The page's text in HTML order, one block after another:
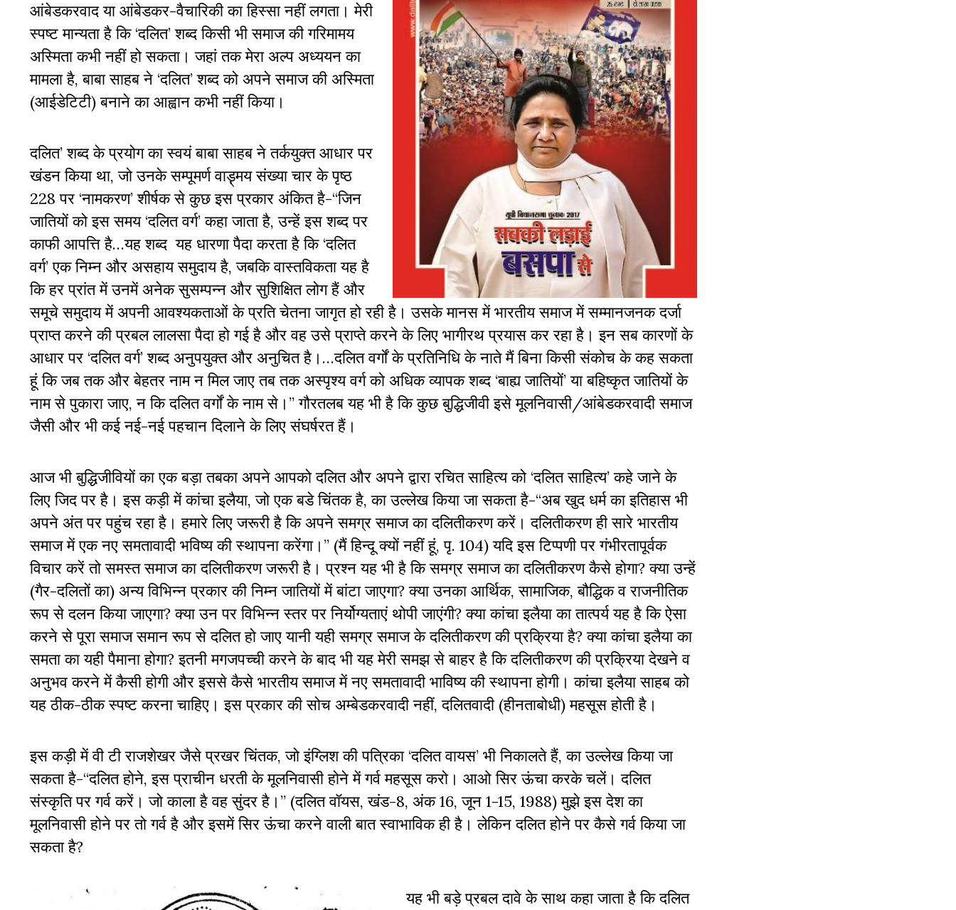
आंबेडकरवाद या आंबेडकर-वैचारिकी का हिस्‍सा नहीं लगता। मेरी
स्‍पष्‍ट मान्‍यता है कि ‘दलित’ शब्‍द किसी भी समाज की गरिमामय
अस्मिता कभी नहीं हो सकता। जहां तक मेरा अल्‍प अध्‍ययन का
मामला है, बाबा साहब ने ‘दलित’ शब्‍द को अपने समाज की अस्मिता
(आईडेटिटी) बनाने का आह्वान कभी नहीं किया।
दलित’ शब्द के प्रयोग का स्वयं बाबा साहब ने तर्कयुक्त आधार पर
खंडन किया था, जो उनके सम्पूमर्ण वाड़़्मय संख्या चार के पृष्ठ
228 पर ‘नामकरण’ शीर्षक से कुछ इस प्रकार अंकित है-‘‘जिन
जातियों को इस समय ‘दलित वर्ग’ कहा जाता है, उन्हें इस शब्द पर
काफी आपत्ति है…यह शब्द यह धारणा पैदा करता है कि ‘दलित
वर्ग’ एक निम्न और असहाय समुदाय है, जबकि वास्तविकता यह है
कि हर प्रांत में उनमें अनेक सुसम्पन्न और सुशिक्षित लोग हैं और
समूचे समुदाय में अपनी आवश्यकताओं के प्रति चेतना जागृत हो रही है। उसके मानस में भारतीय समाज में सम्मानजनक दर्जा
प्राप्त करने की प्रबल लालसा पैदा हो गई है और वह उसे प्राप्ते करने के लिए भागीरथ प्रयास कर रहा है। इन सब कारणों के
आधार पर ‘दलित वर्ग’ शब्द अनुपयुक्त और अनुचित है।…दलित वर्गों के प्रतिनिधि के नाते मैं बिना किसी संकोच के कह सकता
हूं कि जब तक और बेहतर नाम न मिल जाए तब तक अस्पृश्य वर्ग को अधिक व्यापक शब्द ‘बाह्य जातियों’ या बहिष्कृत जातियों के
नाम से पुकारा जाए, न कि दलित वर्गों के नाम से।’’ गौरतलब यह भी है कि कुछ बुद्धिजीवी इसे मूलनिवासी/आंबेडकरवादी समाज
जैसी और भी कई नई-नई पहचान दिलाने के लिए संघर्षरत हैं।
आज भी बुद्धिजीवियों का एक बड़ा तबका अपने आपको दलित और अपने द्वारा रचित साहित्‍य को ‘दलित साहित्‍य’ कहे जाने के
लिए जिद पर है। इस कड़ी में कांचा इलैया, जो एक बडे चिंतक है, का उल्‍लेख किया जा सकता है-‘‘अब खुद धर्म का इतिहास भी
अपने अंत पर पहुंच रहा है। हमारे लिए जरूरी है कि अपने समग्र समाज का दलितीकरण करें। दलितीकरण ही सारे भारतीय
समाज में एक नए समतावादी भविष्‍य की स्‍थापना करेंगा।’’ (मैं हिन्‍दू क्‍यों नहीं हूं, पृ. 104) यदि इस टिप्‍पणी पर गंभीरतापूर्वक
विचार करें तो समस्‍त समाज का दलितीकरण जरूरी है। प्रश्‍न यह भी है कि समग्र समाज का दलितीकरण कैसे होगा? क्‍या उन्हें
(गैर-दलितों का) अन्‍य विभिन्‍न प्रकार की निम्‍न जातियों में बांटा जाएगा? क्‍या उनका आर्थिक, सामाजिक, बौद्धिक व राजनीतिक
रूप से दलन किया जाएगा? क्‍या उन पर विभिन्‍न स्‍तर पर निर्योग्‍यताएं थोपी जाएंगी? क्‍या कांचा इलैया का तात्‍पर्य यह है कि ऐसा
करने से पूरा समाज समान रूप से दलित हो जाए यानी यही समग्र समाज के दलितीकरण की प्रक्रिया है? क्‍या कांचा इलैया का
समता का यही पैमाना होगा? इतनी मगजपच्‍ची करने के बाद भी यह मेरी समझ से बाहर है कि दलितीकरण की प्रक्रिया देखने व
अनुभव करने में कैसी होगी और इससे कैसे भारतीय समाज में नए समतावादी भाविष्‍य की स्‍थापना होगी। कांचा इलैया साहब को
यह ठीक-ठीक स्‍पष्‍ट करना चाहिए। इस प्रकार की सोच अम्‍बेडकरवादी नहीं, दलितवादी (हीनताबोधी) महसूस होती है।
इस कड़ी में वी टी राजशेखर जैसे प्रखर चिंतक, जो इंग्लिश की पत्रिका ‘दलित वायस’ भी निकालते हैं, का उल्‍लेख किया जा
सकता है-‘‘दलित होने, इस प्राचीन धरती के मूलनिवासी होने में गर्व महसूस करो। आओ सिर ऊंचा करके चलें। दलित
संस्‍कृति पर गर्व करें। जो काला है वह सुंदर है।’’ (दलित वॉयस, खंड-8, अंक 16, जून 1-15, 1988) मुझे इस देश का
मूलनिवासी होने पर तो गर्व है और इसमें सिर ऊंचा करने वाली बात स्‍वाभाविक ही है। लेकिन दलित होने पर कैसे गर्व किया जा
सकता है?
यह भी बड़े प्रबल दावे के साथ कहा जाता है कि दलित